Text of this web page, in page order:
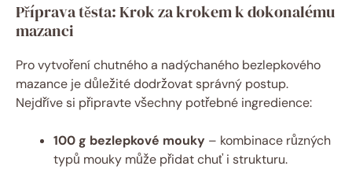
Příprava těsta: Krok za krokem⁣ k dokonalému
mazanci
Pro vytvoření chutného a⁤ nadýchaného bezlepkového
mazance je důležité ‍dodržovat správný postup. ​
Nejdříve si připravte všechny potřebné ingredience:
100 g bezlepkové mouky – ⁤kombinace různých
typů mouky může přidat chuť i strukturu.